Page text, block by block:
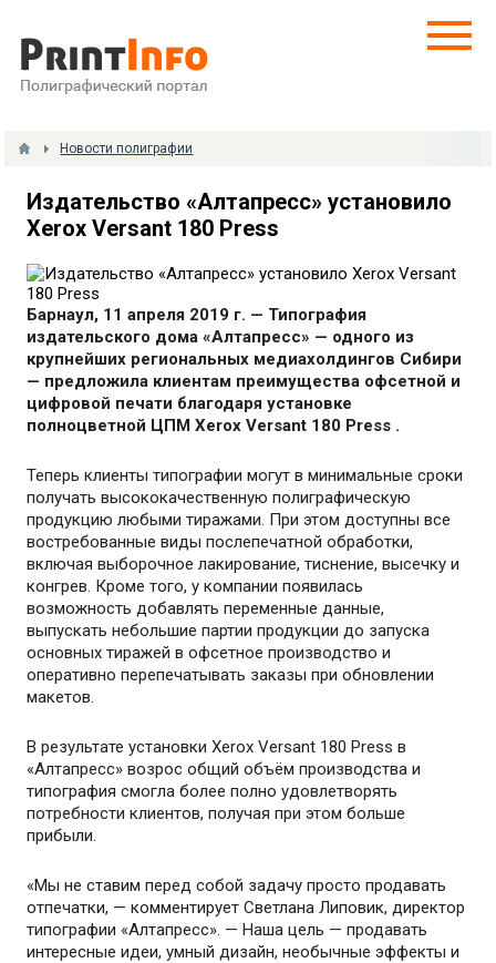
Новости полиграфии
Издательство «Алтапресс» установило
Xerox Versant 180 Press
Барнаул, 11 апреля 2019 г. — Типография
издательского дома «Алтапресс» — одного из
крупнейших региональных медиахолдингов Сибири
— предложила клиентам преимущества офсетной и
цифровой печати благодаря установке
полноцветной ЦПМ Xerox Versant 180 Press .
Теперь клиенты типографии могут в минимальные сроки
получать высококачественную полиграфическую
продукцию любыми тиражами. При этом доступны все
востребованные виды послепечатной обработки,
включая выборочное лакирование, тиснение, высечку и
конгрев. Кроме того, у компании появилась
возможность добавлять переменные данные,
выпускать небольшие партии продукции до запуска
основных тиражей в офсетное производство и
оперативно перепечатывать заказы при обновлении
макетов.
В результате установки Xerox Versant 180 Press в
«Алтапресс» возрос общий объём производства и
типография смогла более полно удовлетворять
потребности клиентов, получая при этом больше
прибыли.
«Мы не ставим перед собой задачу просто продавать
отпечатки, — комментирует Светлана Липовик, директор
типографии «Алтапресс». — Наша цель — продавать
интересные идеи, умный дизайн, необычные эффекты и